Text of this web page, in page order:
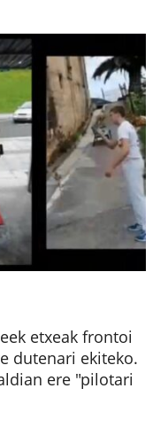
etxeak frontoi
dutenari ekiteko.
ere "pilotari